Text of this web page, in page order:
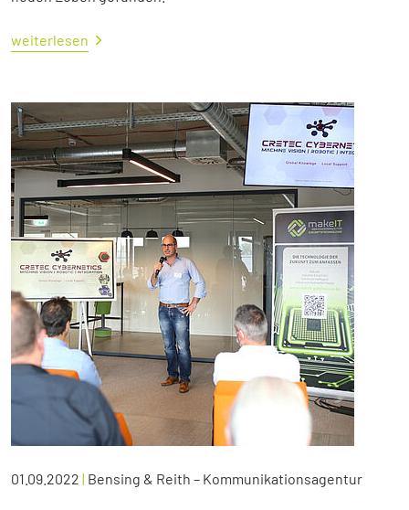
weiterlesen
01.09.2022 | Bensing & Reith – Kommunikationsagentur